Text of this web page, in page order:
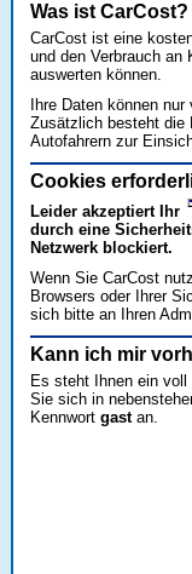
Was ist CarCost?
CarCost ist eine
und den Verbrauch an
auswerten können.
Ihre Daten können
Zusätzlich besteht die
Autofahrern zur
Cookies
Leider akzeptiert Ihr
durch eine
Netzwerk blockiert.
Wenn Sie CarCost
Browsers oder Ihrer
sich bitte an Ihren
Kann ich mir
Es steht Ihnen ein
Sie sich in
Kennwort gastan.